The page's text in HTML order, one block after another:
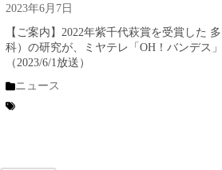
2023年6月7日
【ご案内】2022年紫千代萩賞を受賞した
科）の研究が、ミヤテレ「OH！バンデス
（2023/6/1放送）
ニュース